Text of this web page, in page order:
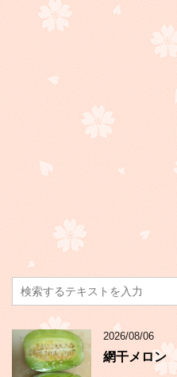
2026/08/06
網干メロン